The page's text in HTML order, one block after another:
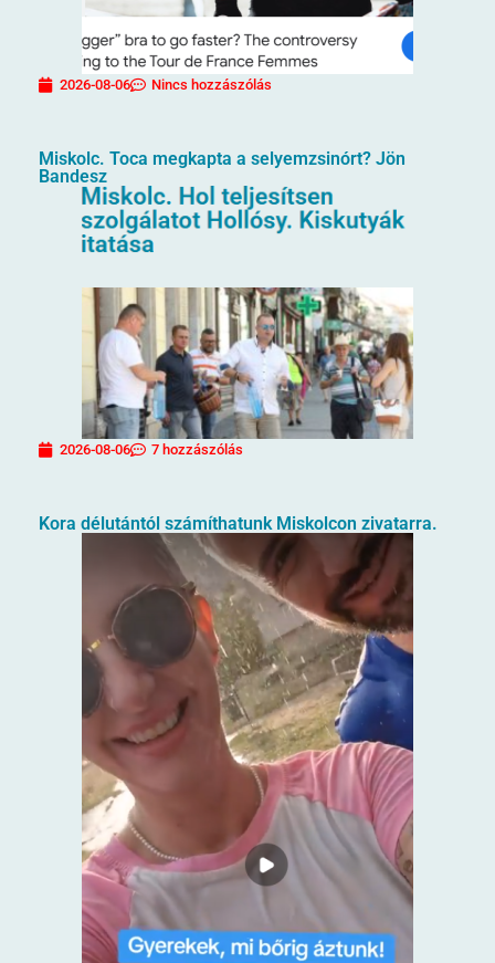
2026-08-06 Nincs hozzászólás
Miskolc. Toca megkapta a selyemzsinórt? Jön
Bandesz
2026-08-06 7 hozzászólás
Kora délutántól számíthatunk Miskolcon zivatarra.